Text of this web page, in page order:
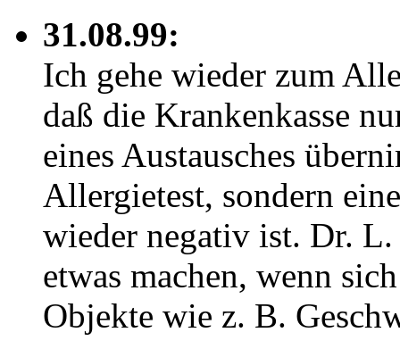
31.08.99:
Ich gehe wieder zum
daß die Krankenkasse
eines Austausches
Allergietest, sondern
wieder negativ ist. Dr. L.
etwas machen, wenn
Objekte wie z. B.